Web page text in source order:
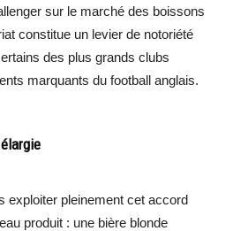
sur le marché des boissons
constitue un levier de notoriété
des plus grands clubs
marquants du football anglais.
exploiter pleinement cet accord
produit : une bière blonde